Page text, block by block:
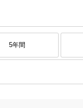
5年間